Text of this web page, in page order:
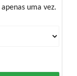
uma vez.